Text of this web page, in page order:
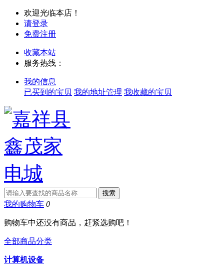
欢迎光临本店！
请登录
免费注册
收藏本站
服务热线：
我的信息
已买到的宝贝 我的地址管理 我收藏的宝贝
我的购物车 0
购物车中还没有商品，赶紧选购吧！
全部商品分类
计算机设备